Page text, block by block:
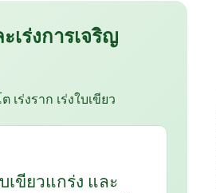
เร่งการเจริญ
ร่งราก เร่งใบเขียว
ขียวแกร่ง และ